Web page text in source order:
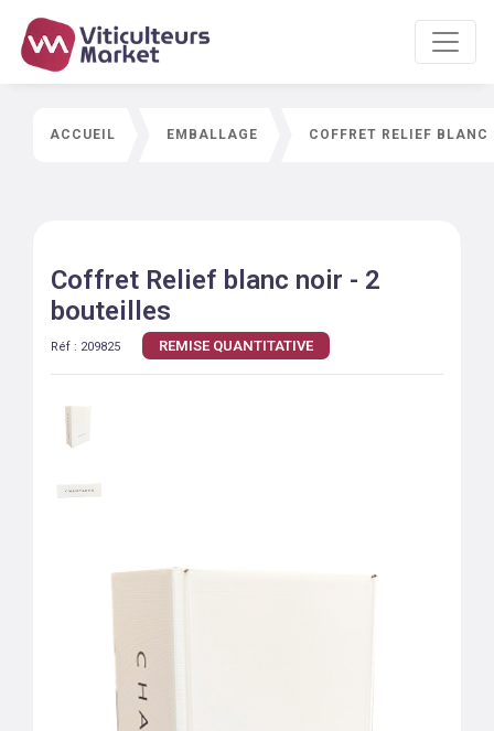
ACCUEIL EMBALLAGE COFFRET RELIEF
Coffret Relief blanc noir - 2
bouteilles
Réf : 209825 REMISE QUANTITATIVE